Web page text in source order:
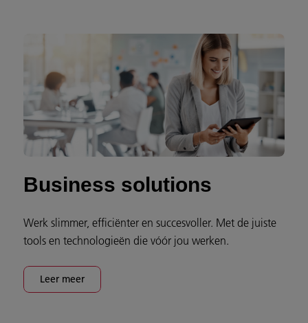
Business solutions
Werk slimmer, efficiënter en succesvoller. Met de juiste
tools en technologieën die vóór jou werken.
Leer meer